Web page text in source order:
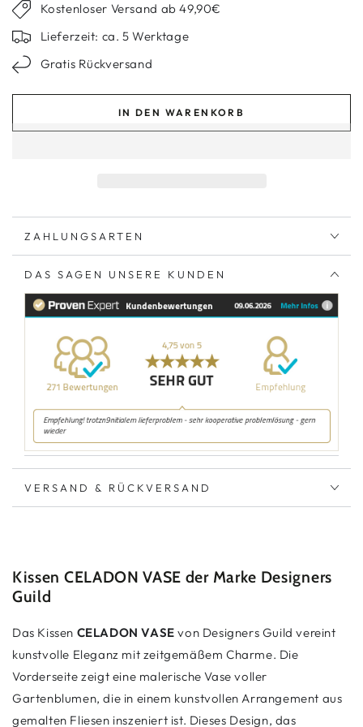
Kostenloser Versand ab 49,90€
Lieferzeit: ca. 5 Werktage
Gratis Rückversand
IN DEN WARENKORB
ZAHLUNGSARTEN
DAS SAGEN UNSERE KUNDEN
VERSAND & RÜCKVERSAND
Kissen CELADON VASE der Marke Designers
Guild
Das Kissen CELADON VASE von Designers Guild vereint
kunstvolle Eleganz mit zeitgemäßem Charme. Die
Vorderseite zeigt eine malerische Vase voller
Gartenblumen, die in einem kunstvollen Arrangement aus
gemalten Fliesen inszeniert ist. Dieses Design, das